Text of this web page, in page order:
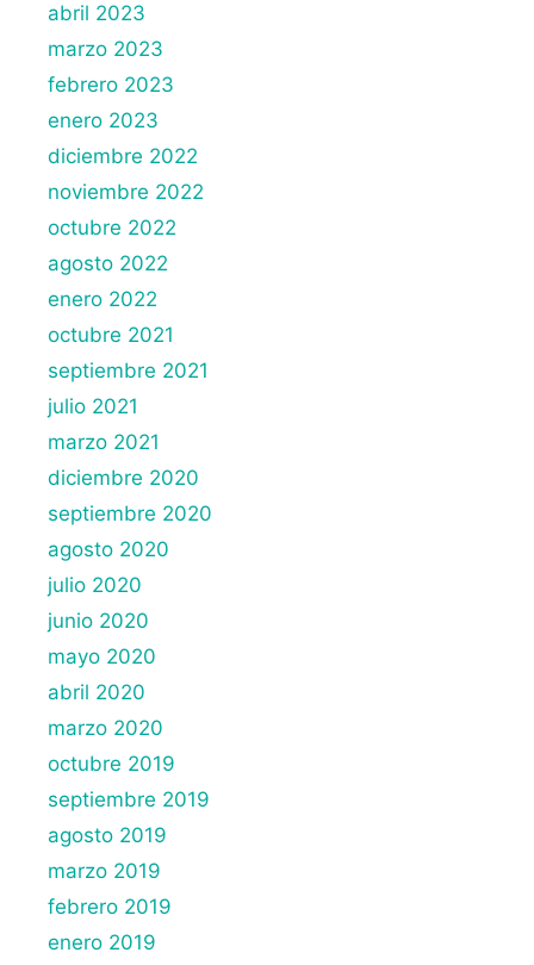
abril 2023
marzo 2023
febrero 2023
enero 2023
diciembre 2022
noviembre 2022
octubre 2022
agosto 2022
enero 2022
octubre 2021
septiembre 2021
julio 2021
marzo 2021
diciembre 2020
septiembre 2020
agosto 2020
julio 2020
junio 2020
mayo 2020
abril 2020
marzo 2020
octubre 2019
septiembre 2019
agosto 2019
marzo 2019
febrero 2019
enero 2019